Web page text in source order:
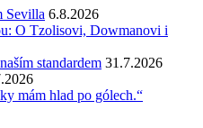
Sevilla 6.8.2026
O Tzolisovi, Dowmanovi i
standardem 31.7.2026
mám hlad po gólech.“